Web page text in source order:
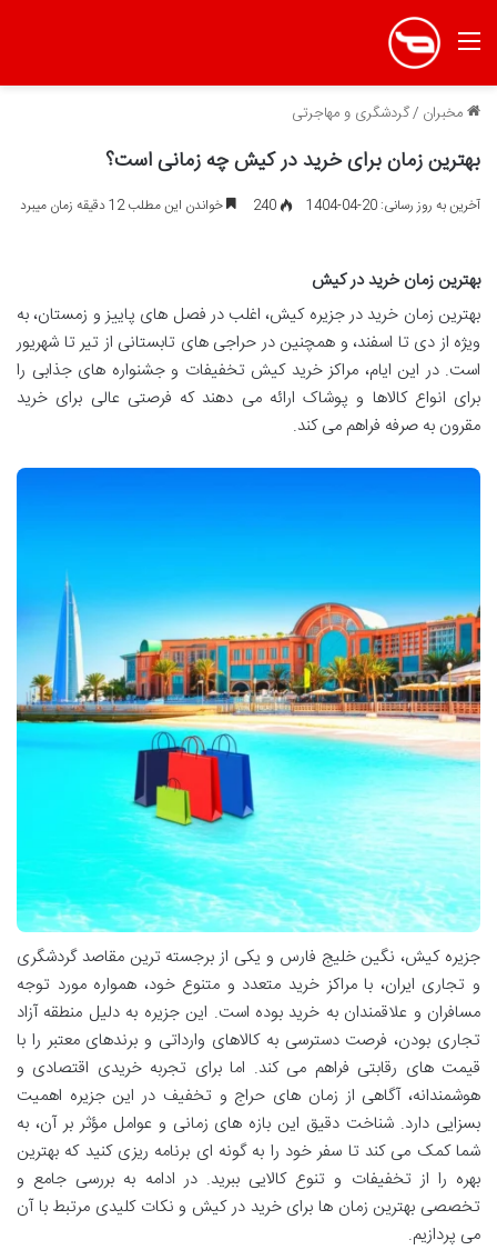
منو
مخبران /گردشگری و مهاجرتی
بهترین زمان برای خرید در کیش چه زمانی است؟
آخرین به روز رسانی: 20-04-1404 240 خواندن این مطلب 12 دقیقه زمان میبرد
بهترین زمان خرید در کیش
بهترین زمان خرید در جزیره کیش، اغلب در فصل های پاییز و زمستان، به
ویژه از دی تا اسفند، و همچنین در حراجی های تابستانی از تیر تا شهریور
است. در این ایام، مراکز خرید کیش تخفیفات و جشنواره های جذابی را
برای انواع کالاها و پوشاک ارائه می دهند که فرصتی عالی برای خرید
مقرون به صرفه فراهم می کند.
جزیره کیش، نگین خلیج فارس و یکی از برجسته ترین مقاصد گردشگری
و تجاری ایران، با مراکز خرید متعدد و متنوع خود، همواره مورد توجه
مسافران و علاقمندان به خرید بوده است. این جزیره به دلیل منطقه آزاد
تجاری بودن، فرصت دسترسی به کالاهای وارداتی و برندهای معتبر را با
قیمت های رقابتی فراهم می کند. اما برای تجربه خریدی اقتصادی و
هوشمندانه، آگاهی از زمان های حراج و تخفیف در این جزیره اهمیت
بسزایی دارد. شناخت دقیق این بازه های زمانی و عوامل مؤثر بر آن، به
شما کمک می کند تا سفر خود را به گونه ای برنامه ریزی کنید که بهترین
بهره را از تخفیفات و تنوع کالایی ببرید. در ادامه به بررسی جامع و
تخصصی بهترین زمان ها برای خرید در کیش و نکات کلیدی مرتبط با آن
می پردازیم.